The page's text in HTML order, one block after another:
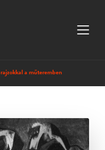
a műteremben